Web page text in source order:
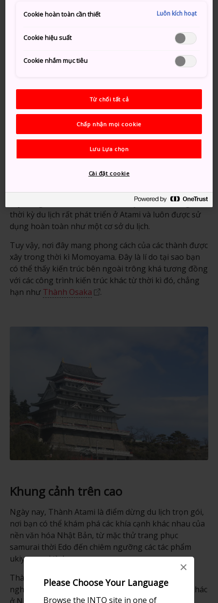
Please Choose Your Language
Browse the JNTO site in one of
×
Tuy nhiên, khung cảnh nhìn từ đỉnh thành rất ấn
Từ Ga Atami trên Tuyến JR Tokaido, đi Xe buýt chạy
Hoặc xuống Xe buýt chạy vòng quanh tại trạm dừng
Marine Spa Atami và đi Cáp treo Atami đến ga nằm
trên đỉnh; từ đó, đi bộ một đoạn ngắn là đến thành.
Thành đương đại
không phải là công trình hiện đại được xây lại từ một
công trình kiến trúc xưa cũ. Trên thực tế, thành được
xây dựng vào năm 1959 chỉ để chạy theo làn sóng của
thời kỳ du lịch rất phát triển ở Atami và luôn được sử
dụng hoàn toàn như một cơ sở du lịch.
Tuy vậy, nơi đây mang phong cách của các thành được
xây trong thời kì Momoyama. Đây là lí do tại sao bạn
có thể thấy kiến trúc bên ngoài trông khá tương đồng
với các công trình kiến trúc khác từ thời kì đó, chẳng
hạn như Thành Osaka .
Khung cảnh trên cao
Ngày nay, Thành Atami là điểm dừng du lịch trọn gói,
nơi bạn có thể khám phá các khía cạnh khác nhau của
nền văn hóa Nhật Bản, từ mặc thử trang phục
samurai thời Edo đến chiêm ngưỡng các tác phẩm
ukiyo-e gợi tình.
Thành cũng vinh danh những “người anh em” có ý
nghĩa lịch sử hơn qua cuộc triển lãm về các thành khác
Cookie hoàn toàn cần thiết Luôn kích hoạt
Cookie hiệu suất
Cookie nhắm mục tiêu
Từ chối tất cả
Chấp nhận mọi cookie
Lưu Lựa chọn
Cài đặt cookie